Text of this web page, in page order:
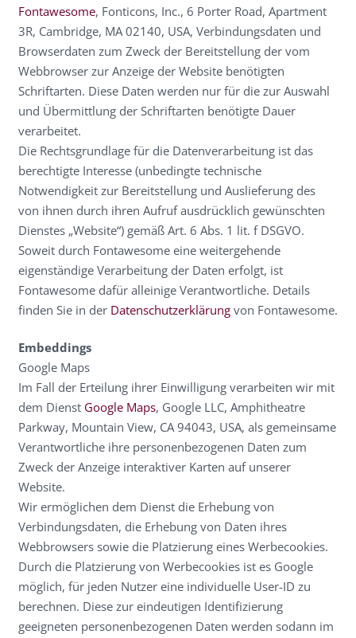
Fontawesome, Fonticons, Inc., 6 Porter Road, Apartment
3R, Cambridge, MA 02140, USA, Verbindungsdaten und
Browserdaten zum Zweck der Bereitstellung der vom
Webbrowser zur Anzeige der Website benötigten
Schriftarten. Diese Daten werden nur für die zur Auswahl
und Übermittlung der Schriftarten benötigte Dauer
verarbeitet.
Die Rechtsgrundlage für die Datenverarbeitung ist das
berechtigte Interesse (unbedingte technische
Notwendigkeit zur Bereitstellung und Auslieferung des
von ihnen durch ihren Aufruf ausdrücklich gewünschten
Dienstes „Website“) gemäß Art. 6 Abs. 1 lit. f DSGVO.
Soweit durch Fontawesome eine weitergehende
eigenständige Verarbeitung der Daten erfolgt, ist
Fontawesome dafür alleinige Verantwortliche. Details
finden Sie in der Datenschutzerklärungvon Fontawesome.
Embeddings
Google Maps
Im Fall der Erteilung ihrer Einwilligung verarbeiten wir mit
dem Dienst Google Maps, Google LLC, Amphitheatre
Parkway, Mountain View, CA 94043, USA, als gemeinsame
Verantwortliche ihre personenbezogenen Daten zum
Zweck der Anzeige interaktiver Karten auf unserer
Website.
Wir ermöglichen dem Dienst die Erhebung von
Verbindungsdaten, die Erhebung von Daten ihres
Webbrowsers sowie die Platzierung eines Werbecookies.
Durch die Platzierung von Werbecookies ist es Google
möglich, für jeden Nutzer eine individuelle User-ID zu
berechnen. Diese zur eindeutigen Identifizierung
geeigneten personenbezogenen Daten werden sodann im